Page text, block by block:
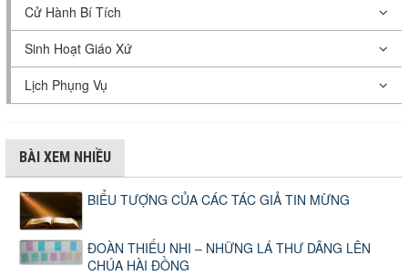
Cử Hành Bí Tích
Sinh Hoạt Giáo Xứ
Lịch Phụng Vụ
BÀI XEM NHIỀU
BIỂU TƯỢNG CỦA CÁC TÁC GIẢ TIN MỪNG
ĐOÀN THIẾU NHI – NHỮNG LÁ THƯ DÂNG LÊN
CHÚA HÀI ĐỒNG